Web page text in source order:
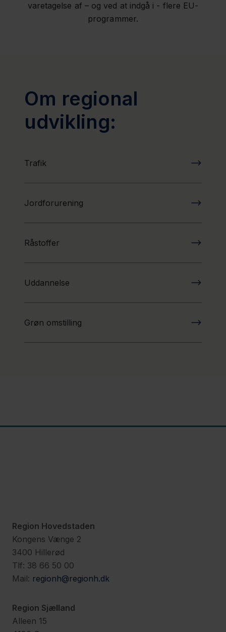
varetagelse af – og ved at indgå i - flere EU-
programmer.
Om regional
udvikling:
Trafik
Jordforurening
Råstoffer
Uddannelse
Grøn omstilling
Region Hovedstaden
Kongens Vænge 2
3400 Hillerød
Tlf: 38 66 50 00
Mail: regionh@regionh.dk
Region Sjælland
Alleen 15